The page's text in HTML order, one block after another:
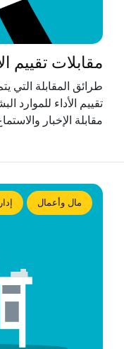
مقابلات تقييم
طرائق المقابلة التي
تقييم الأداء للموارد
مقابلة الإخبار
مال وأعمال